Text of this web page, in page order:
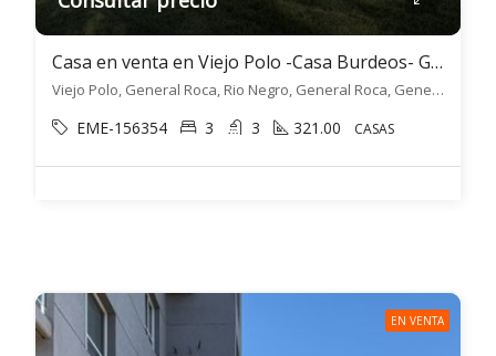
Casa en venta en Viejo Polo -Casa Burdeos- General Roca
Viejo Polo, General Roca, Rio Negro, General Roca, General Roca
EME-156354 3 3 321.00 CASAS
EN VENTA